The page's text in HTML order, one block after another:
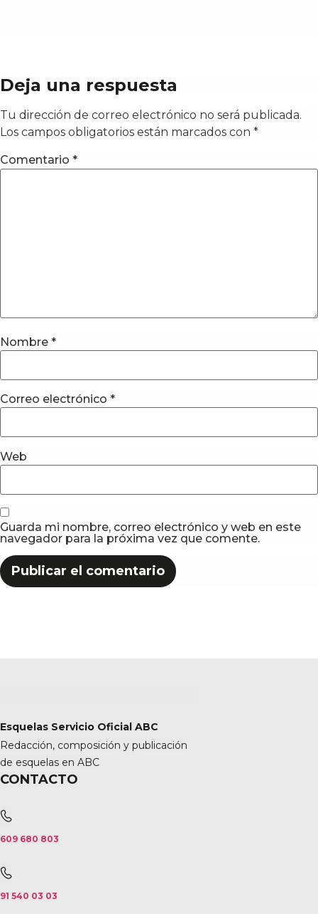
Deja una respuesta
Tu dirección de correo electrónico no será publicada.
Los campos obligatorios están marcados con *
Comentario *
Nombre *
Correo electrónico *
Web
Guarda mi nombre, correo electrónico y web en este
navegador para la próxima vez que comente.
Esquelas Servicio Oficial ABC
Redacción, composición y publicación
de esquelas en ABC
CONTACTO
609 680 803
91 540 03 03